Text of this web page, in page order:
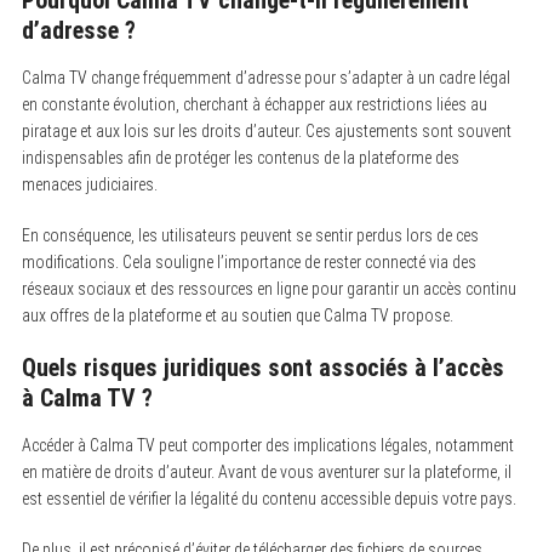
d’adresse ?
Calma TV change fréquemment d’adresse pour s’adapter à un cadre légal
en constante évolution, cherchant à échapper aux restrictions liées au
piratage et aux lois sur les droits d’auteur. Ces ajustements sont souvent
indispensables afin de protéger les contenus de la plateforme des
menaces judiciaires.
En conséquence, les utilisateurs peuvent se sentir perdus lors de ces
modifications. Cela souligne l’importance de rester connecté via des
réseaux sociaux et des ressources en ligne pour garantir un accès continu
aux offres de la plateforme et au soutien que Calma TV propose.
Quels risques juridiques sont associés à l’accès
à Calma TV ?
Accéder à Calma TV peut comporter des implications légales, notamment
en matière de droits d’auteur. Avant de vous aventurer sur la plateforme, il
est essentiel de vérifier la légalité du contenu accessible depuis votre pays.